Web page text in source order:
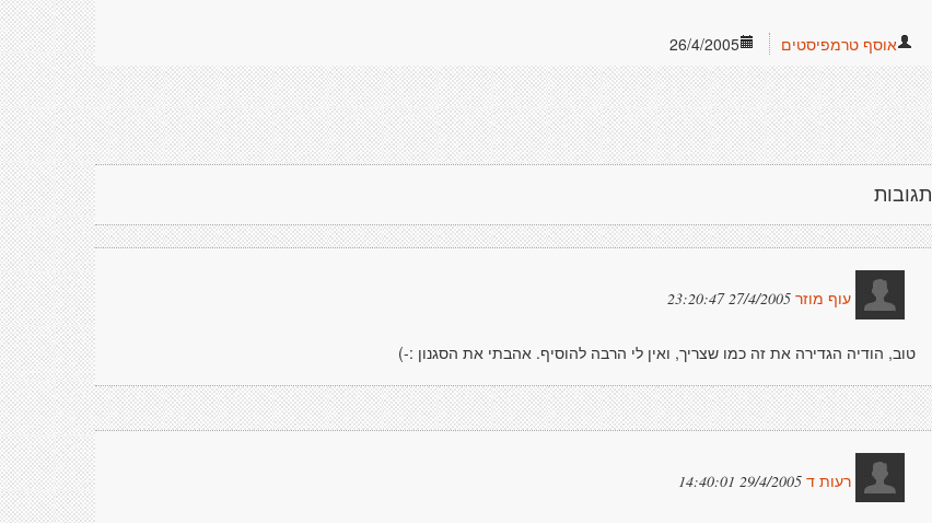
26/4/2005 אוסף טרמפיסטים
תגובות
עוף מוזר 27/4/2005 23:20:47
טוב, הודיה הגדירה את זה כמו שצריך, ואין לי הרבה להוסיף. אהבתי את הסגנון :-)
רעות ד 29/4/2005 14:40:01